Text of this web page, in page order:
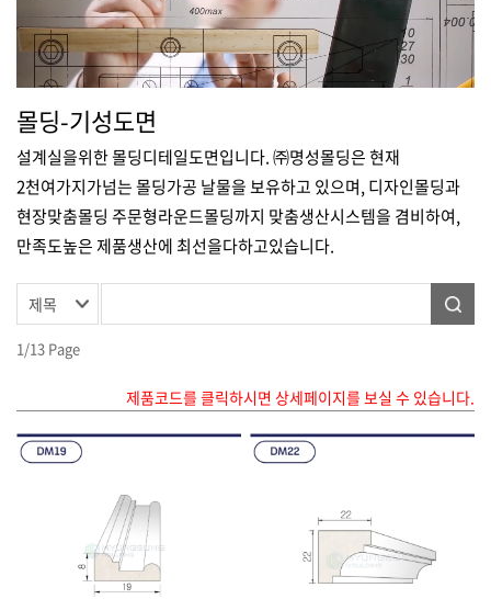
몰딩-기성도면
설계실을위한 몰딩디테일도면입니다. ㈜명성몰딩은 현재
2천여가지가넘는 몰딩가공 날물을 보유하고 있으며, 디자인몰딩과
현장맞춤몰딩 주문형라운드몰딩까지 맞춤생산시스템을 겸비하여,
만족도높은 제품생산에 최선을다하고있습니다.
1/13 Page
제품코드를 클릭하시면 상세페이지를 보실 수 있습니다.